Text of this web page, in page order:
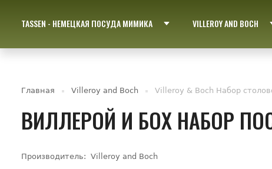
TASSEN - НЕМЕЦКАЯ ПОСУДА МИМИКА VILLEROY AND BOCH
Главная Villeroy and Boch Villeroy & Boch Набор
ВИЛЛЕРОЙ И БОХ НАБОР
Производитель: Villeroy and Boch